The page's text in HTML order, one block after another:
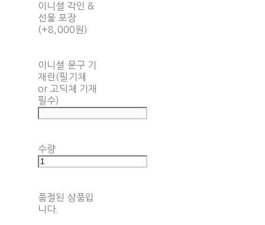
이니셜 각인 &
선물 포장
(+8,000원)
이니셜 문구 기
재란(필기체
or 고딕체 기재
필수)
수량
품절된 상품입
니다.